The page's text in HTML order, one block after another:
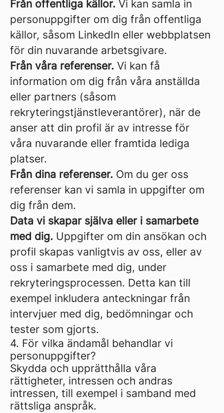
Från offentliga källor. Vi kan samla in
personuppgifter om dig från offentliga
källor, såsom LinkedIn eller webbplatsen
för din nuvarande arbetsgivare.
Från våra referenser. Vi kan få
information om dig från våra anställda
eller partners (såsom
rekryteringstjänstleverantörer), när de
anser att din profil är av intresse för
våra nuvarande eller framtida lediga
platser.
Från dina referenser. Om du ger oss
referenser kan vi samla in uppgifter om
dig från dem.
Data vi skapar själva eller i samarbete
med dig. Uppgifter om din ansökan och
profil skapas vanligtvis av oss, eller av
oss i samarbete med dig, under
rekryteringsprocessen. Detta kan till
exempel inkludera anteckningar från
intervjuer med dig, bedömningar och
tester som gjorts.
4. För vilka ändamål behandlar vi
personuppgifter?
Skydda och upprätthålla våra
rättigheter, intressen och andras
intressen, till exempel i samband med
rättsliga anspråk.